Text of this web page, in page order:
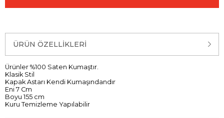
ÜRÜN ÖZELLIKLERI
Ürünler %100 Saten Kumaştır.
Klasik Stil
Kapak Astarı Kendi Kumaşındandır
Eni 7 Cm
Boyu 155 cm
Kuru Temizleme Yapılabilir